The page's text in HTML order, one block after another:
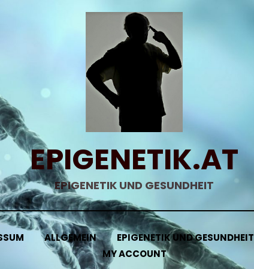
EPIGENETIK.AT
EPIGENETIK UND GESUNDHEIT
ALLGEMEIN EPIGENETIK UND GESUNDHEIT
MY ACCOUNT